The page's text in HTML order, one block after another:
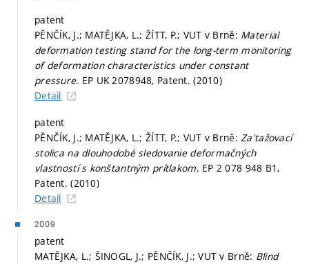
patent
PĚNČÍK, J.; MATĚJKA, L.; ŽÍTT, P.; VUT v Brně: Material
deformation testing stand for the long-term monitoring
of deformation characteristics under constant
pressure. EP UK 2078948, Patent. (2010)
Detail
patent
PĚNČÍK, J.; MATĚJKA, L.; ŽÍTT, P.; VUT v Brně:Za'tažovací
stolica na dlouhodobé sledovanie deformačných
vlastností s konštantným prítlakom. EP 2 078 948 B1,
Patent. (2010)
Detail
2009
patent
MATĚJKA, L.; ŠINOGL, J.; PĚNČÍK, J.; VUT v Brně: Blind